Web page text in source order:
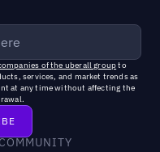
of the uberall groupto
services, and market trends as
at any time without affecting the